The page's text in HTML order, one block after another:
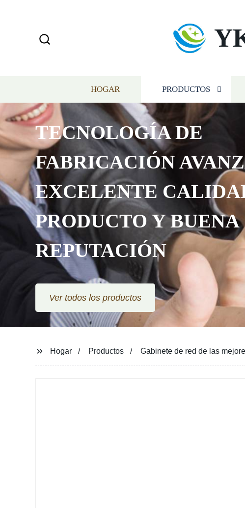
HOGAR PRODUCTOS
TECNOLOGÍA DE
FABRICACIÓN
EXCELENTE
PRODUCTO Y BUENA
REPUTACIÓN
Ver todos los productos
Hogar Productos Gabinete de red de las